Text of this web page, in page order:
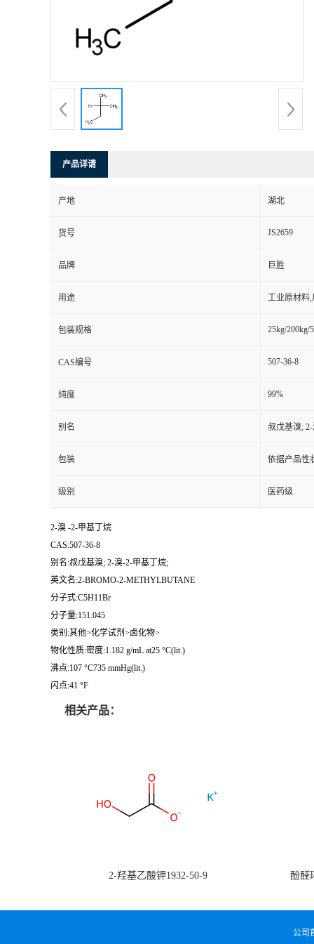
产品详请
产地 湖北
货号 JS2659
品牌 巨胜
用途 工业原材料
包装规格 25kg/200kg/
CAS编号 507-36-8
纯度 99%
别名 叔戊基溴;
包装 依据产品性
级别 医药级
2-溴 -2-甲基丁烷
CAS:507-36-8
别名:叔戊基溴; 2-溴-2-甲基丁烷;
英文名:2-BROMO-2-METHYLBUTANE
分子式:C5H11Br
分子量:151.045
类别:其他>化学试剂>卤化物>
物化性质:密度:1.182 g/mL at25 °C(lit.)
沸点:107 °C735 mmHg(lit.)
闪点:41 °F
相关产品：
2-羟基乙酸钾1932-50-9 酚醛
公司